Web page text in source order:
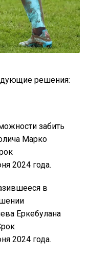
решения:
забить
Марко
2024 года.
в
Еркебулана
2024 года.